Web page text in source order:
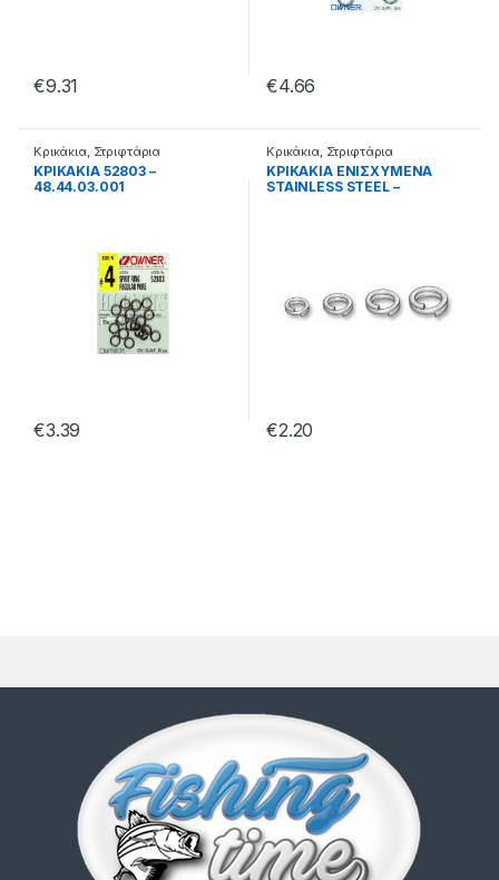
€9.31 €4.66
Κρικάκια, Στριφτάρια
ΚΡΙΚΑΚΙΑ 52803 –
48.44.03.001
€3.39
Κρικάκια, Στριφτάρια
ΚΡΙΚΑΚΙΑ ΕΝΙΣΧΥΜΕΝΑ
STAINLESS STEEL –
€2.20